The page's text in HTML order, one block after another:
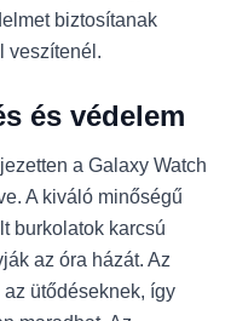
biztosítanak
veszítenél.
és védelem
a Galaxy Watch
A kiváló minőségű
burkolatok karcsú
az óra házát. Az
ütődéseknek, így